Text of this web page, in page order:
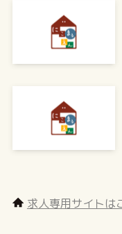
求人専用サイトは